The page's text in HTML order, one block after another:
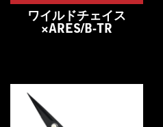
ワイルドチェイス
×ARES/B-TR